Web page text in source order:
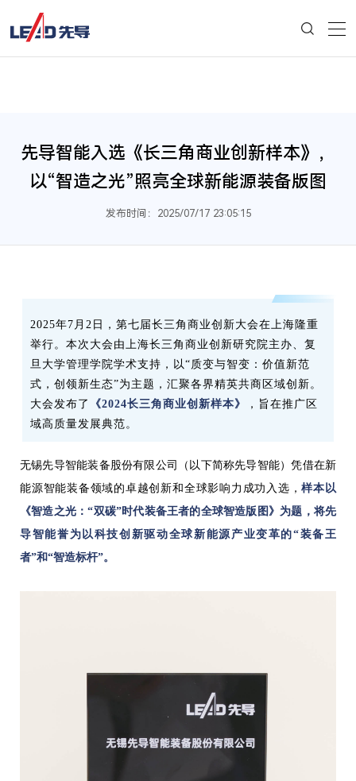
先导智能入选《长三角商业创新样本》，
以“智造之光”照亮全球新能源装备版图
发布时间：2025/07/17 23:05:15
2025年7月2日，第七届长三角商业创新大会在上海隆重
举行。本次大会由上海长三角商业创新研究院主办、复
旦大学管理学院学术支持，以“质变与智变：价值新范
式，创领新生态”为主题，汇聚各界精英共商区域创新。
大会发布了
《2024长三角商业创新样本》
，旨在推广区
域高质量发展典范。
无锡先导智能装备股份有限公司（以下简称先导智能）凭借在新
能源智能装备领域的卓越创新和全球影响力成功入选，样本以
《智造之光：“双碳”时代装备王者的全球智造版图》为题，将先
导智能誉为以科技创新驱动全球新能源产业变革的“装备王
者”和“智造标杆”。